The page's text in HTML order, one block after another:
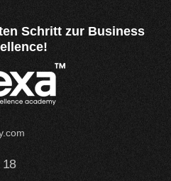
Schritt zur Business
18